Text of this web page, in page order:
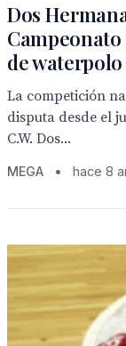
Dos
de waterpolo
La competición
disputa desde el
C.W. Dos...
MEGA • hace 8